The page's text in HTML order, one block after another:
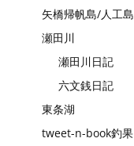
矢橋帰帆島/人工島
瀬田川
瀬田川日記
六文銭日記
東条湖
tweet-n-book釣果